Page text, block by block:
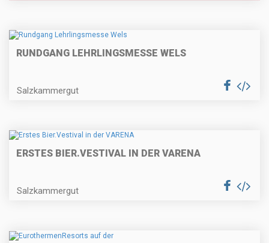
RUNDGANG LEHRLINGSMESSE WELS
Salzkammergut
ERSTES BIER.VESTIVAL IN DER VARENA
Salzkammergut